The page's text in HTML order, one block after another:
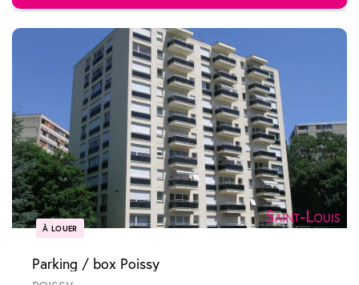
À LOUER
Parking / box Poissy